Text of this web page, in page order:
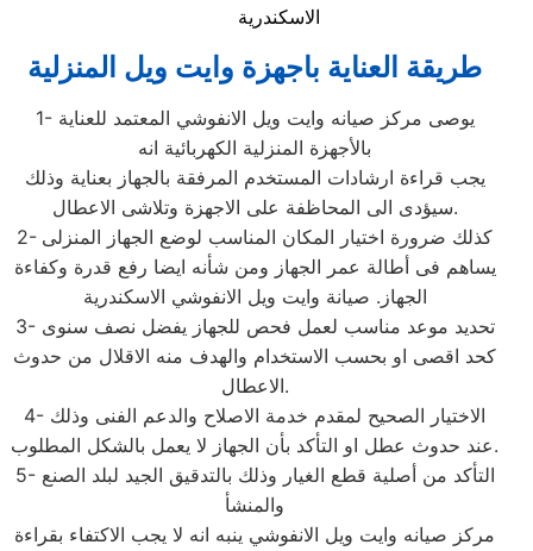
الاسكندرية
طريقة العناية باجهزة وايت ويل المنزلية
1- يوصى مركز صيانه وايت ويل الانفوشي المعتمد للعناية
بالأجهزة المنزلية الكهربائية انه
يجب قراءة ارشادات المستخدم المرفقة بالجهاز بعناية وذلك
سيؤدى الى المحاظفة على الاجهزة وتلاشى الاعطال.
2- كذلك ضرورة اختيار المكان المناسب لوضع الجهاز المنزلى
يساهم فى أطالة عمر الجهاز ومن شأنه ايضا رفع قدرة وكفاءة
الجهاز. صيانة وايت ويل الانفوشي الاسكندرية
3- تحديد موعد مناسب لعمل فحص للجهاز يفضل نصف سنوى
كحد اقصى او بحسب الاستخدام والهدف منه الاقلال من حدوث
الاعطال.
4- الاختيار الصحيح لمقدم خدمة الاصلاح والدعم الفنى وذلك
عند حدوث عطل او التأكد بأن الجهاز لا يعمل بالشكل المطلوب.
5- التأكد من أصلية قطع الغيار وذلك بالتدقيق الجيد لبلد الصنع
والمنشأ
مركز صيانه وايت ويل الانفوشي ينبه انه لا يجب الاكتفاء بقراءة